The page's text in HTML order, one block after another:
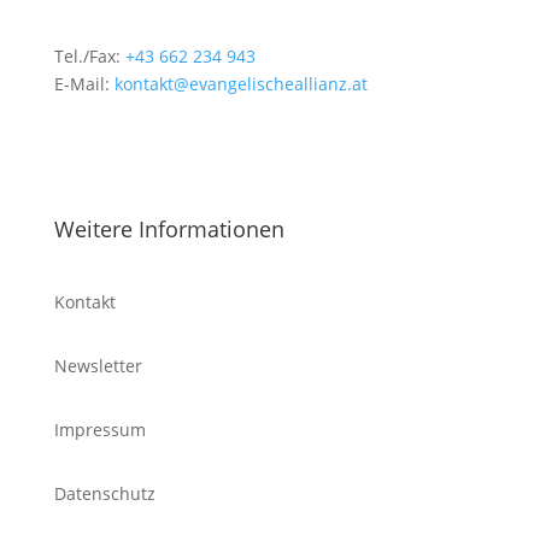
Tel./Fax: +43 662 234 943
E-Mail: kontakt@evangelischeallianz.at
Weitere Informationen
Kontakt
Newsletter
Impressum
Datenschutz